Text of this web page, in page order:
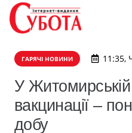
ГАРЯЧІ НОВИНИ 11:35,
У
вакцинації –
добу